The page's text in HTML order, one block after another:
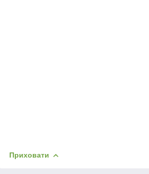
Приховати